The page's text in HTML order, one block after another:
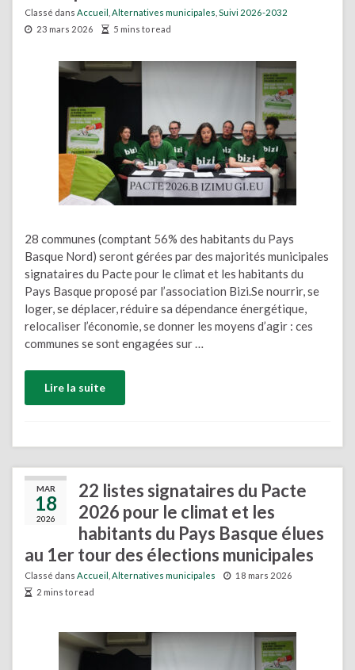
Classé dans Accueil Alternatives municipales Suivi 2026-2032
23 mars 2026
5 mins to read
28 communes (comptant 56% des habitants du Pays
Basque Nord) seront gérées par des majorités municipales
signataires du Pacte pour le climat et les habitants du
Pays Basque proposé par l’association Bizi.Se nourrir, se
loger, se déplacer, réduire sa dépendance énergétique,
relocaliser l’économie, se donner les moyens d’agir : ces
communes se sont engagées sur …
Lire la suite
MAR
18
2026
22 listes signataires du Pacte
2026 pour le climat et les
habitants du Pays Basque élues
au 1er tour des élections municipales
Classé dans Accueil Alternatives municipales
18 mars 2026
2 mins to read